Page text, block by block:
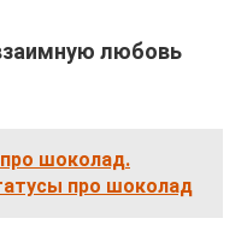
любовь
шоколад.
про шоколад